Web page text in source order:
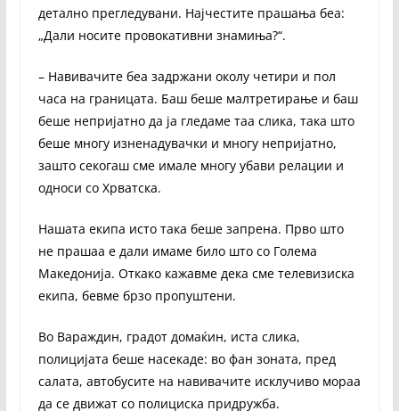
детално прегледувани. Најчестите прашања беа:
„Дали носите провокативни знамиња?“.
– Навивачите беа задржани околу четири и пол
часа на границата. Баш беше малтретирање и баш
беше непријатно да ја гледаме таа слика, така што
беше многу изненадувачки и многу непријатно,
зашто секогаш сме имале многу убави релации и
односи со Хрватска.
Нашата екипа исто така беше запрена. Прво што
не прашаа е дали имаме било што со Голема
Македонија. Откако кажавме дека сме телевизиска
екипа, бевме брзо пропуштени.
Во Вараждин, градот домаќин, иста слика,
полицијата беше насекаде: во фан зоната, пред
салата, автобусите на навивачите исклучиво мораа
да се движат со полициска придружба.